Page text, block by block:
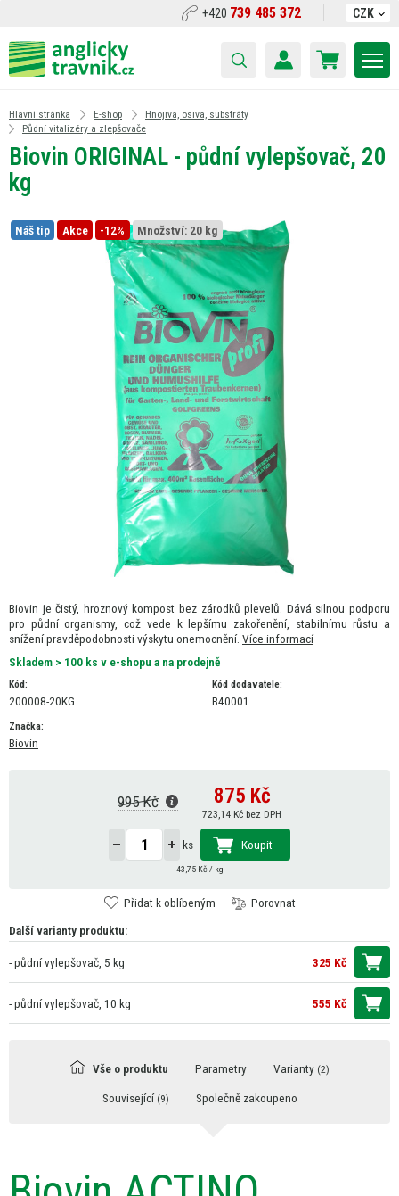
+420 739 485 372 CZK
Hlavní stránka E-shop
Hnojiva, osiva, substráty
Půdní vitalizéry a zlepšovače
Biovin ORIGINAL - půdní vylepšovač, 20
kg
Náš tip Akce -12% Množství: 20 kg
Biovin je čistý, hroznový kompost bez zárodků plevelů. Dává silnou podporu
pro půdní organismy, což vede k lepšímu zakořenění, stabilnímu růstu a
snížení pravděpodobnosti výskytu onemocnění. Více informací
Skladem > 100 ks v e-shopu a na prodejně
Kód:
200008-20KG
Kód dodavatele:
B40001
Značka:
Biovin
995 Kč 875 Kč
723,14 Kč bez DPH
ks Koupit
43,75 Kč / kg
Přidat k oblíbeným
Porovnat
Další varianty produktu:
- půdní vylepšovač, 5 kg 325 Kč
- půdní vylepšovač, 10 kg 555 Kč
Vše o produktu Parametry Varianty (2)
Související (9) Společně zakoupeno